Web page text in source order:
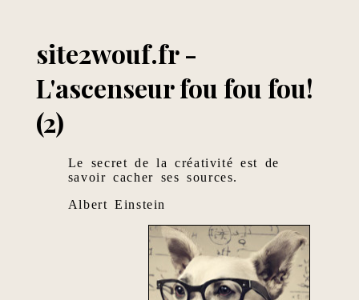
site2wouf.fr -
L'ascenseur fou fou fou!
(2)
Le secret de la créativité est de
savoir cacher ses sources.
Albert Einstein